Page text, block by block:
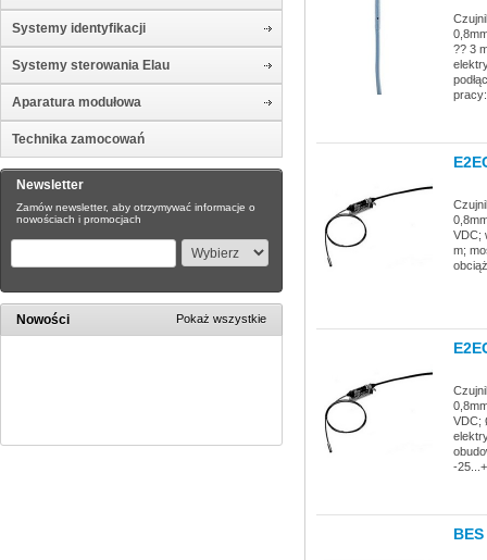
Systemy identyfikacji
Systemy sterowania Elau
Aparatura modułowa
Technika zamocowań
Newsletter
Zamów newsletter, aby otrzymywać informacje o
nowościach i promocjach
Nowości Pokaż wszystkie
?? 3
VDC;
m;
VDC;
-